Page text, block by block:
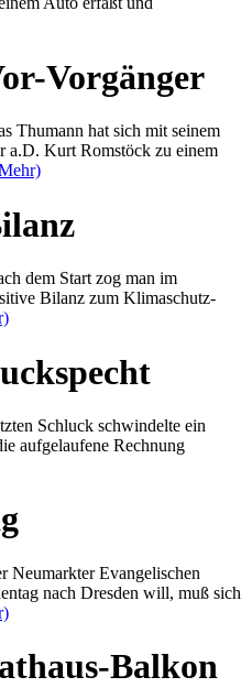
Vorgänger
Thumann hat sich mit seinem
a.D. Kurt Romstöck zu einem
dem Start zog man im
Bilanz zum Klimaschutz-
Schluck schwindelte ein
aufgelaufene Rechnung
Neumarkter Evangelischen
nach Dresden will, muß sich
Balkon